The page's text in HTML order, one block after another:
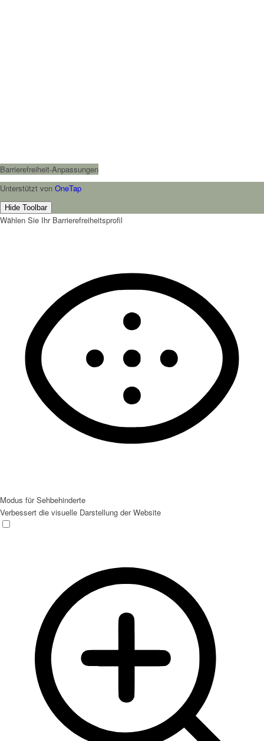
Barrierefreiheit-Anpassungen
Unterstützt von OneTap
Hide Toolbar
Wählen Sie Ihr Barrierefreiheitsprofil
Modus für Sehbehinderte
Verbessert die visuelle Darstellung der Website